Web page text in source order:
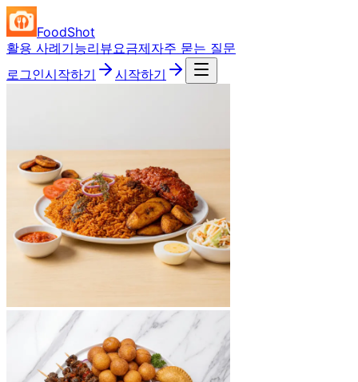
FoodShot
활용 사례기능리뷰요금제자주 묻는 질문
로그인시작하기 시작하기